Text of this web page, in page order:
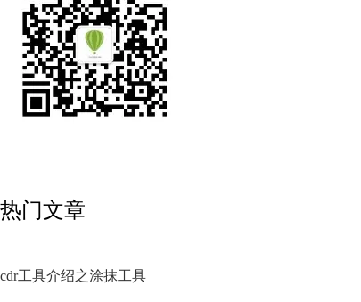
热门文章
cdr工具介绍之涂抹工具